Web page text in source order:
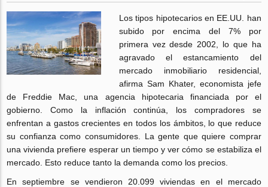
Los tipos hipotecarios en EE.UU. han
subido por encima del 7% por
primera vez desde 2002, lo que ha
agravado el estancamiento del
mercado inmobiliario residencial,
afirma Sam Khater, economista jefe
de Freddie Mac, una agencia hipotecaria financiada por el
gobierno. Como la inflación continúa, los compradores se
enfrentan a gastos crecientes en todos los ámbitos, lo que reduce
su confianza como consumidores. La gente que quiere comprar
una vivienda prefiere esperar un tiempo y ver cómo se estabiliza el
mercado. Esto reduce tanto la demanda como los precios.
En septiembre se vendieron 20.099 viviendas en el mercado